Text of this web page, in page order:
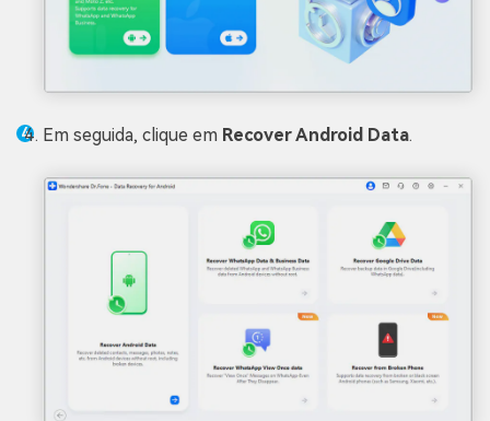
Em seguida, clique em Recover Android Data.